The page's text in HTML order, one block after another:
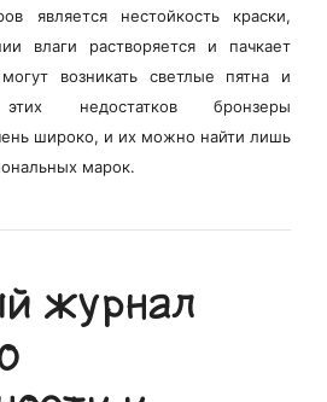
является нестойкость краски,
влаги растворяется и пачкает
возникать светлые пятна и
недостатков бронзеры
широко, и их можно найти лишь
марок.
журнал